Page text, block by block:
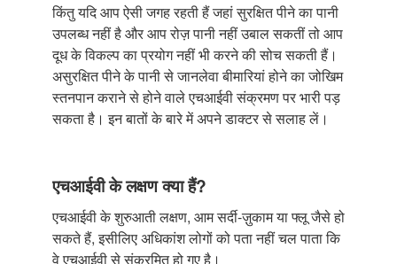
किंतु यदि आप ऐसी जगह रहती हैं जहां सुरक्षित पीने का पानी
उपलब्ध नहीं है और आप रोज़ पानी नहीं उबाल सकतीं तो आप
दूध के विकल्प का प्रयोग नहीं भी करने की सोच सकती हैं।
असुरक्षित पीने के पानी से जानलेवा बीमारियां होने का जोखिम
स्तनपान कराने से होने वाले एचआईवी संक्रमण पर भारी पड़
सकता है। इन बातों के बारे में अपने डाक्टर से सलाह लें।
एचआईवी के लक्षण क्या हैं?
एचआईवी के शुरुआती लक्षण, आम सर्दी-ज़ुकाम या फ्लू जैसे हो
सकते हैं, इसीलिए अधिकांश लोगों को पता नहीं चल पाता कि
वे एचआईवी से संक्रमित हो गए है।